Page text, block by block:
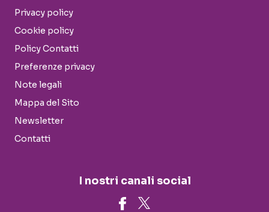
Privacy policy
Cookie policy
Policy Contatti
Preferenze privacy
Note legali
Mappa del Sito
Newsletter
Contatti
I nostri canali social